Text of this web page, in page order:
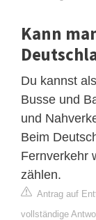
Kann
Du kannst
Busse und
und
Beim
Fernverkehr
zählen.
Antrag auf
vollständige